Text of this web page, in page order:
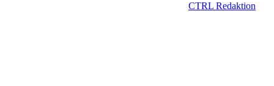
CTRL Redaktion